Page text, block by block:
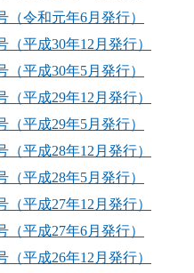
令和元年6月発行）
平成30年12月発行）
平成30年5月発行）
平成29年12月発行）
平成29年5月発行）
平成28年12月発行）
平成28年5月発行）
平成27年12月発行）
平成27年6月発行）
平成26年12月発行）